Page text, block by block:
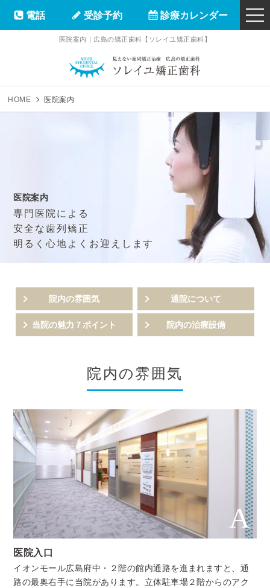
医院案内｜広島の矯正歯科【ソレイユ矯正歯科】
ソレイユ矯正
電話 受診予約 診療カレンダー
HOME 医院案内
医院案内
専門医院による
安全な歯列矯正
明るく心地よくお迎えします
院内の雰囲気 通院について
当院の魅力７ポイント 院内の治療設備
院内の雰囲気
A
医院入口
イオンモール広島府中・２階の館内通路を進まれますと、通
路の最奥右手に当院があります。立体駐車場２階からのアク